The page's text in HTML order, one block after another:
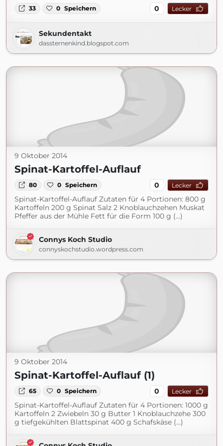
33 0 Speichern 0 Lecker
Sekundentakt
dassternenkind.blogspot.com
9 Oktober 2014
Spinat-Kartoffel-Auflauf
80 0 Speichern 0 Lecker
Spinat-Kartoffel-Auflauf Zutaten für 4 Portionen: 800 g
Kartoffeln 200 g Spinat Salz 2 Knoblauchzehen Muskat
Pfeffer aus der Mühle Fett für die Form 100 g (...)
Connys Koch Studio
connyskochstudio.wordpress.com
9 Oktober 2014
Spinat-Kartoffel-Auflauf (1)
65 0 Speichern 0 Lecker
Spinat-Kartoffel-Auflauf Zutaten für 4 Portionen: 1000 g
Kartoffeln 2 Zwiebeln 30 g Butter 1 Knoblauchzehe 300
g tiefgekühlten Blattspinat 400 g Schafskäse (...)